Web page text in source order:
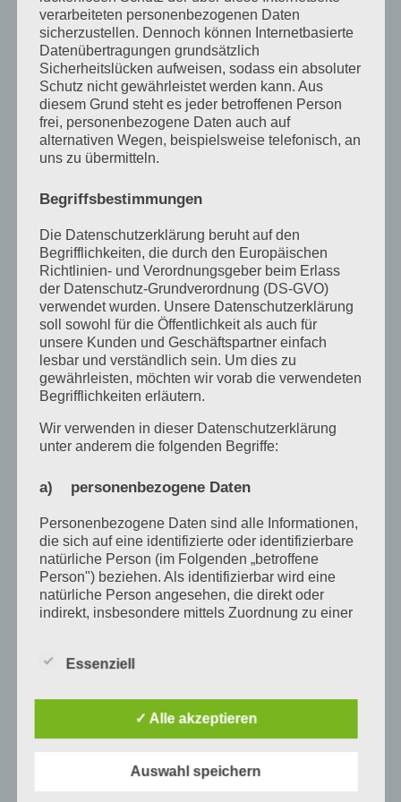
verstehen möchtest, warum unsere
Gemeinschaft so ist, wie sie ist, dann findest
du hier die Antwort. Geschichte ist bei uns kein
Rückblick, sondern ein Fundament.
MEHR ERFAHREN
verarbeiteten personenbezogenen Daten
sicherzustellen. Dennoch können Internetbasierte
Datenübertragungen grundsätzlich
Sicherheitslücken aufweisen, sodass ein absoluter
Schutz nicht gewährleistet werden kann. Aus
diesem Grund steht es jeder betroffenen Person
frei, personenbezogene Daten auch auf
alternativen Wegen, beispielsweise telefonisch, an
uns zu übermitteln.
Begriffsbestimmungen
Die Datenschutzerklärung beruht auf den
Begrifflichkeiten, die durch den Europäischen
Richtlinien- und Verordnungsgeber beim Erlass
der Datenschutz-Grundverordnung (DS-GVO)
verwendet wurden. Unsere Datenschutzerklärung
soll sowohl für die Öffentlichkeit als auch für
unsere Kunden und Geschäftspartner einfach
lesbar und verständlich sein. Um dies zu
gewährleisten, möchten wir vorab die verwendeten
Begrifflichkeiten erläutern.
Wir verwenden in dieser Datenschutzerklärung
unter anderem die folgenden Begriffe:
a) personenbezogene Daten
Personenbezogene Daten sind alle Informationen,
die sich auf eine identifizierte oder identifizierbare
natürliche Person (im Folgenden „betroffene
Person") beziehen. Als identifizierbar wird eine
natürliche Person angesehen, die direkt oder
indirekt, insbesondere mittels Zuordnung zu einer
Kennung oder zu einem oder mehreren
physischen, physiologischen, genetischen,
psychischen, wirtschaftlichen, kulturellen oder
sozialen Identität dieser natürlichen Person sind,
b) betroffene Person
Essenziell
✓ Alle akzeptieren
Auswahl speichern